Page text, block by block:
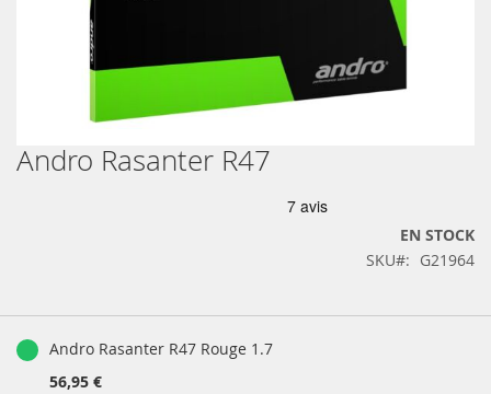
Skip
toAndro Rasanter R47
EN STOCK
SKU
G21964
groupésAndro Rasanter R47 Rouge 1.7
56,95 €